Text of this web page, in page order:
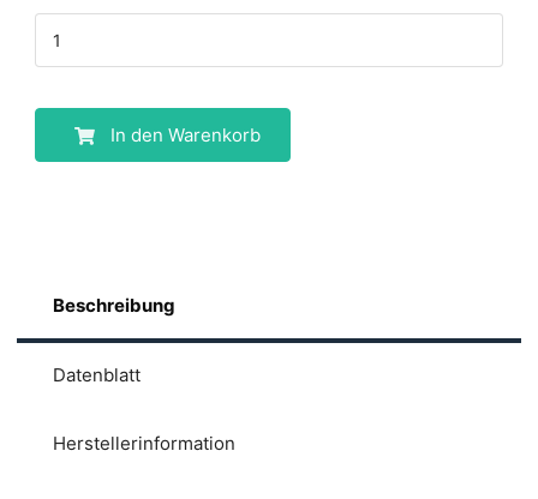
In den Warenkorb
Beschreibung
Datenblatt
Herstellerinformation